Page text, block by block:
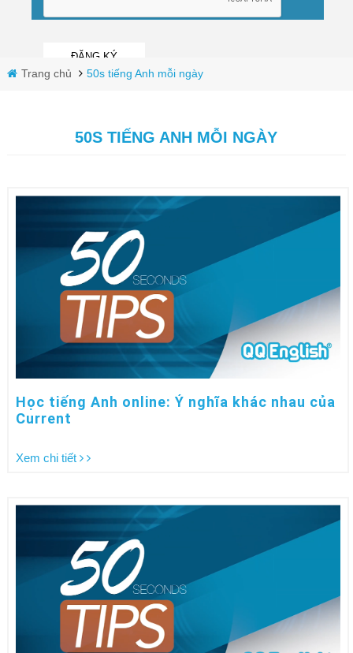
ĐĂNG KÝ
Trang chủ 50s tiếng Anh mỗi ngày
50S TIẾNG ANH MỖI NGÀY
Học tiếng Anh online: Ý nghĩa khác nhau của
Current
Xem chi tiết